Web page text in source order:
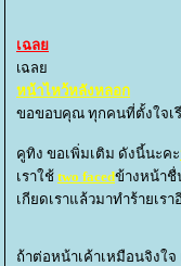
เฉล
เฉล
หน้าไหว้หลังหลอก
ขอขอบคุณ ทุกคนที่ตั้งใจเ
คูทิง ขอเพิ่มเติม ดังนี้นะคะ
เราใช้ two facedข้างหน้าชื่
เกียดเราแล้วมาทำร้ายเร
ถ้าต่อหน้าเค้าเหมือนจิงใ